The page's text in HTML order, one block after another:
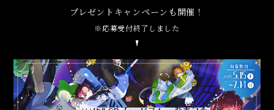
プレゼントキャンペーンも開催！
※応募受付終了しました